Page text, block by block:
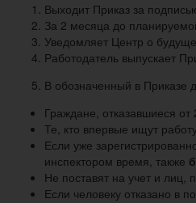
Выходит Приказ за
За 2 месяца до
Уведомляет Центр о
Работодатель выпускает
В обозначенный в Приказе
Граждане, отказавшиеся
Те, кто впервые ищут
Если уже
инспектором время, также
Не поставят на учет и лиц,
Если человеку отказано в